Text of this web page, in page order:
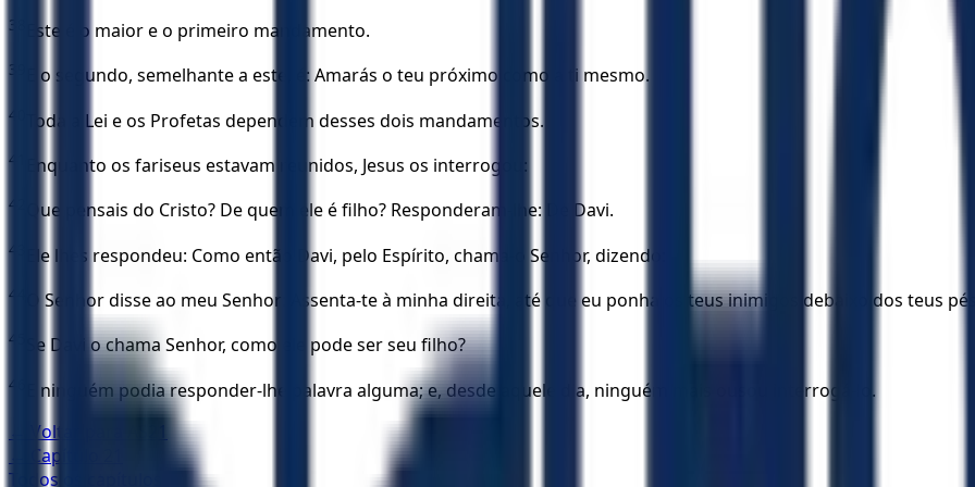
38 Este é o maior e o primeiro mandamento.
39 E o segundo, semelhante a este, é: Amarás o teu próximo como a ti mesmo.
40 Toda a Lei e os Profetas dependem desses dois mandamentos.
41 Enquanto os fariseus estavam reunidos, Jesus os interrogou:
42 Que pensais do Cristo? De quem ele é filho? Responderam-lhe: De Davi.
43 Ele lhes respondeu: Como então Davi, pelo Espírito, chama-o Senhor, dizendo:
44 O Senhor disse ao meu Senhor: Assenta-te à minha direita, até que eu ponha os teus inimigos debaixo dos teus
45 Se Davi o chama Senhor, como ele pode ser seu filho?
46
E ninguém podia responder-lhe palavra alguma; e, desde aquele dia, ninguém mais ousou interrogá-lo.
← Voltar para
← Capítulo
Todos os capítulos